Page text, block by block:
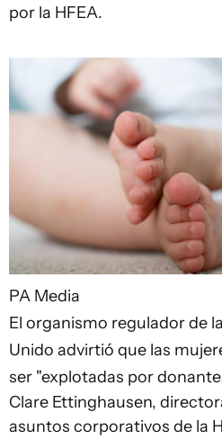
por la HFEA.
PA Media
El organismo regulador de
Unido advirtió que las
ser "explotadas por
Clare Ettinghausen,
asuntos corporativos de la